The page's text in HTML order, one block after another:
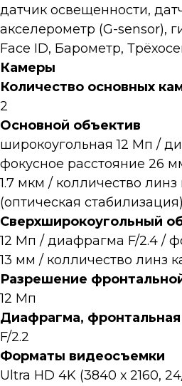
датчик освещенности,
акселерометр (G-sensor),
Face ID, Барометр,
Камеры
Количество основных
2
Основной объектив
широкоугольная 12 Мп /
фокусное расстояние 26
1.7 мкм / колличество
(оптическая стабилизация)
Сверхширокоугольный
12 Мп / диафрагма F/2.4 /
13 мм / колличество линз
Разрешение
12 Мп
Диафрагма,
F/2.2
Форматы видеосъемки
Ultra HD 4K (3840 х 2160,